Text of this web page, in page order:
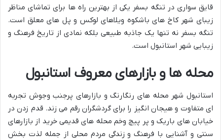
قایق سواری در تنگه بسفر یکی از بهترین راه ها برای تماشای مناظر
زیبای شهر کاخ های باشکوه ویلاهای لوکس و پل های معلق است.
تنگه بسفر نه تنها یک جاذبه طبیعی بلکه نمادی از تاریخ فرهنگ و
زیبایی شهر استانبول است.
محله ها و بازارهای معروف استانبول
استانبول شهر محله های رنگارنگ و بازارهای پرجنب وجوش تجربه
ای متفاوت و هیجان انگیز را برای گردشگران رقم می زند. قدم زدن در
خیابان های باریک و پر پیچ وخم محله های قدیمی خرید از بازارهای
سنتی و آشنایی با فرهنگ و زندگی مردم محلی از جمله لذت بخش